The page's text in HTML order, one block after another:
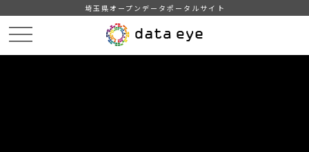
埼玉県オープンデータポータルサイト